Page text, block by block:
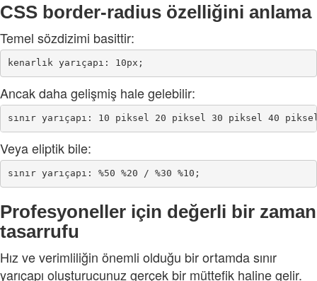
CSS border-radius özelliğini anlama
Temel sözdizimi basittir:
Ancak daha gelişmiş hale gelebilir:
Veya eliptik bile:
Profesyoneller için değerli bir zaman
tasarrufu
Hız ve verimliliğin önemli olduğu bir ortamda sınır
yarıçapı oluşturucunuz gerçek bir müttefik haline gelir.